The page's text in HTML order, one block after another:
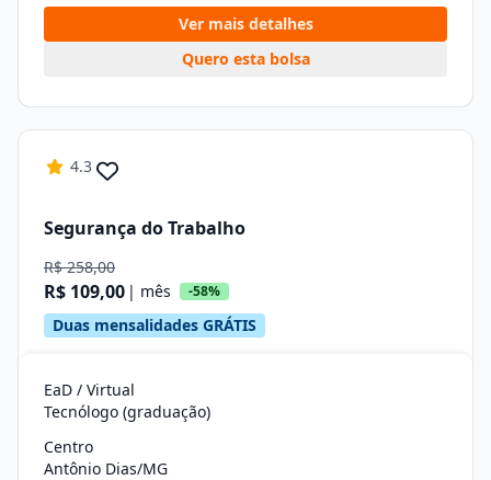
Ver mais detalhes
Quero esta bolsa
4.3
Segurança do Trabalho
R$ 258,00
R$ 109,00 | mês -58%
Duas mensalidades GRÁTIS
EaD / Virtual
Tecnólogo (graduação)
Centro
Antônio Dias/MG